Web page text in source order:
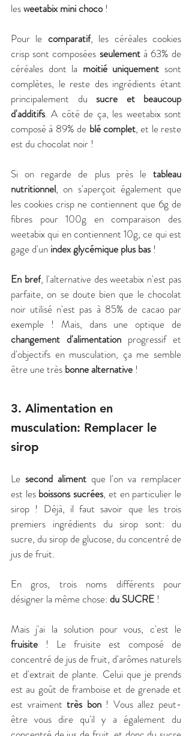
les weetabix mini choco !
Pour le comparatif, les céréales cookies
crisp sont composées seulement à 63% de
céréales dont la moitié uniquement sont
complètes, le reste des ingrédients étant
principalement du sucre et beaucoup
d'additifs. A côté de ça, les weetabix sont
composé à 89% de blé complet, et le reste
est du chocolat noir !
Si on regarde de plus près le tableau
nutritionnel, on s'aperçoit également que
les cookies crisp ne contiennent que 6g de
fibres pour 100g en comparaison des
weetabix qui en contiennent 10g, ce qui est
gage d'un index glycémique plus bas !
En bref, l'alternative des weetabix n'est pas
parfaite, on se doute bien que le chocolat
noir utilisé n'est pas à 85% de cacao par
changement d'alimentation progressif et
d'objectifs en musculation, ça me semble
être une très bonne alternative !
3. Alimentation en
musculation: Remplacer le
sirop
Le second aliment que l'on va remplacer
est les boissons sucrées, et en particulier le
sirop ! Déjà, il faut savoir que les trois
premiers ingrédients du sirop sont: du
sucre, du sirop de glucose, du concentré de
jus de fruit.
En gros, trois noms différents pour
désigner la même chose: du SUCRE !
fruisite ! Le fruisite est composé de
concentré de jus de fruit, d'arômes naturels
et d'extrait de plante. Celui que je prends
est au goût de framboise et de grenade et
est vraiment très bon ! Vous allez peut-
être vous dire qu'il y a également du